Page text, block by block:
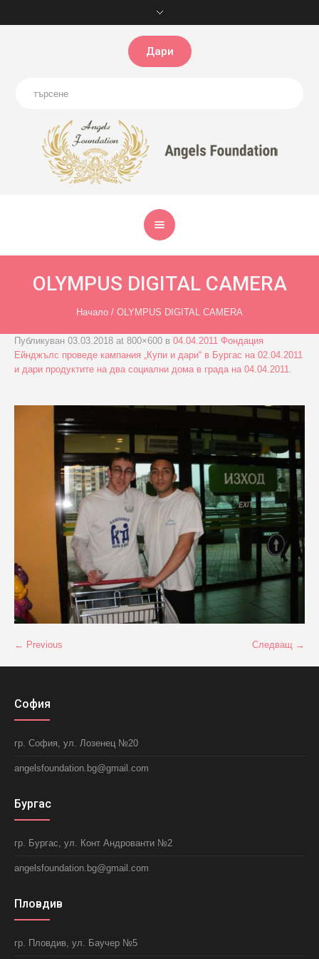
Дари
OLYMPUS DIGITAL CAMERA
Начало / OLYMPUS DIGITAL CAMERA
Публикуван 03.03.2018 at 800×600 в 04.04.2011 Фондация
Ейнджълс проведе кампания „Купи и дари“ в Бургас на 02.04.2011
и дари продуктите на два социални дома в града на 04.04.2011.
← Previous Следващ →
София
гр. София, ул. Лозенец №20
angelsfoundation.bg@gmail.com
Бургас
гр. Бургас, ул. Конт Андрованти №2
angelsfoundation.bg@gmail.com
Пловдив
гр. Пловдив, ул. Баучер №5